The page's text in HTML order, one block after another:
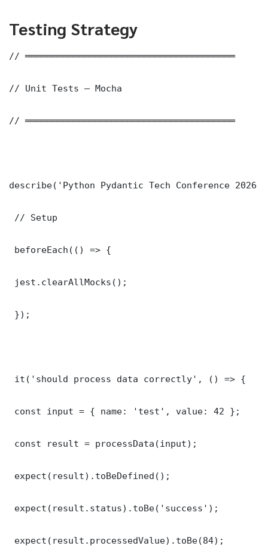
Testing Strategy
// ═══════════════════════════════════════
// Unit Tests — Mocha
// ═══════════════════════════════════════
describe('Python Pydantic Tech Conference
// Setup
beforeEach(() => {
jest.clearAllMocks();
});
it('should process data correctly', () => {
const input = { name: 'test', value: 42 };
const result = processData(input);
expect(result).toBeDefined();
expect(result.status).toBe('success');
expect(result.processedValue).toBe(84);